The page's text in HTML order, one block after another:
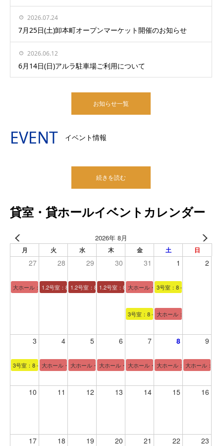
2026.07.24
7月25日(土)卸本町オープンマーケット開催のお知らせ
2026.06.12
6月14日(日)アルラ駐車場ご利用について
お知らせ一覧
EVENT イベント情報
続きを読む
貸室・貸ホールイベントカレンダー
2026年 8月
月 火 水 木 金 土 日
27 28 29 30 31 1 2
大ホール：13－17時1.2号室：8－12時1.2号室：8－12時1.2号室：8－12時大ホール・２号室：8－21時
3号室：8－17時
3号室：8－17時大ホール：13－17時
3 4 5 6 7 8 9
3号室：8－17時大ホール・和室：18－21時
大ホール・和室：9－21時
大ホール・和室：9－21時
大ホール・和室：9－17時
大ホール：12－17時
大ホール：9
10 11 12 13 14 15 16
17 18 19 20 21 22 23